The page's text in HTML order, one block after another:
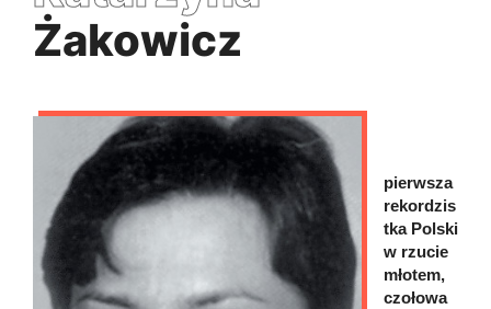
Żakowicz
pierwsza
rekordzis
tka Polski
w rzucie
młotem,
czołowa